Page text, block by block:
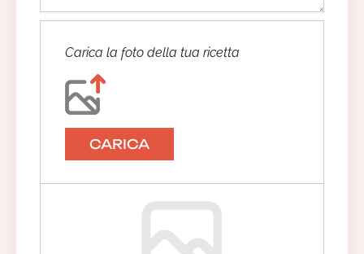
Carica la foto della tua ricetta
CARICA